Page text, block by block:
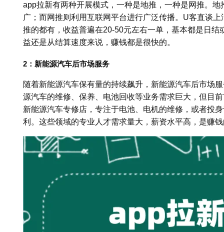
app拉新有两种开展模式，一种是地推，一种是网推。
广；而网推则利用互联网平台进行广泛传播。U客直谈
推的都有，收益普遍在20-50元左右一单，基本都是日
益还是从结算速度来说，赚钱都是很快的。
2：新能源汽车后市场服务
随着新能源汽车保有量的持续飙升，新能源汽车后市场
源汽车的维修、保养、电池回收等业务需求巨大，但目
新能源汽车专修店，专注于电池、电机的维修，或者投
利。这些领域的专业人才需求量大，薪资水平高，是赚